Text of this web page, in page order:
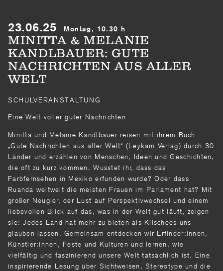
23.06.25 Montag, 10.30 h
MINITTA & MELANIE
KANDLBAUER: GUTE
NACHRICHTEN AUS ALLER
WELT
SCHULVERANSTALTUNG
Eine Welt voller guter Nachrichten
Minitta und Melanie Kandlbauer reisen mit ihrem Buch
„Gute Nachrichten aus aller Welt“ (Leykam Verlag) durch 30
Länder und erzählen von Menschen, Ideen und Geschichten,
die oft zu kurz kommen. Wusstet ihr, dass das
Farbfernsehen in Mexiko erfunden wurde? Oder dass
Ruanda weltweit die meisten Frauen im Parlament hat? Mit
großer Neugier, der Lust auf Perspektivwechsel und einem
liebevollen Blick auf das, was in der Welt gut läuft, zeigen
sie: Jedes Land hat mehr zu bieten als Klischees uns
glauben lassen. Gemeinsam entdecken wir Erfinder:innen,
Künstler:innen, Feste und Kulturen und lernen, wie
vielfältig und faszinierend unsere Welt tatsächlich ist. Eine
inspirierende Lesung über Sichtweisen, Stereotype und die